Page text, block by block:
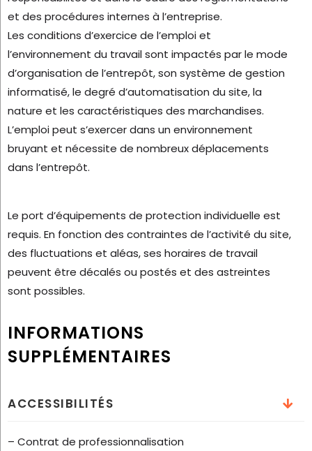
et des procédures internes à l’entreprise.
Les conditions d’exercice de l’emploi et
l’environnement du travail sont impactés par le mode
d’organisation de l’entrepôt, son système de gestion
informatisé, le degré d’automatisation du site, la
nature et les caractéristiques des marchandises.
L’emploi peut s’exercer dans un environnement
bruyant et nécessite de nombreux déplacements
dans l’entrepôt.
Le port d’équipements de protection individuelle est
requis. En fonction des contraintes de l’activité du site,
des fluctuations et aléas, ses horaires de travail
peuvent être décalés ou postés et des astreintes
sont possibles.
INFORMATIONS
SUPPLÉMENTAIRES
ACCESSIBILITÉS
– Contrat de professionnalisation